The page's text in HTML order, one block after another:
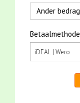
Ander bedrag
Betaalmethode